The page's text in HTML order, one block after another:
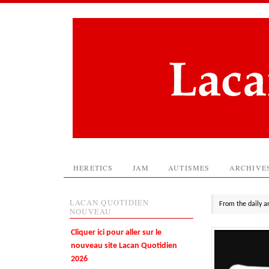
HERETICS JAM AUTISMES
From the daily
LACAN QUOTIDIEN
NOUVEAU
Cliquer ici pour aller sur le
nouveau site Lacan Quotidien
2026